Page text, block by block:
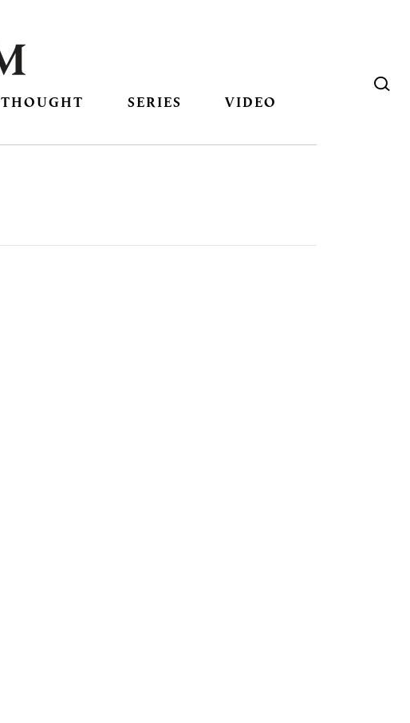
THOUGHT SERIES VIDEO